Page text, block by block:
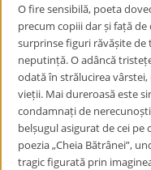
O fire sensibilă, poeta
precum copiii dar și față
surprinse figuri răvășite de
neputință. O adâncă
odată în strălucirea
vieții. Mai dureroasă este
condamnați de
belșugul asigurat de cei pe
poezia „Cheia Bătrânei”,
tragic figurată prin